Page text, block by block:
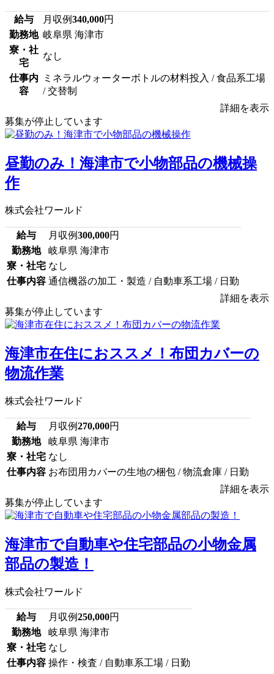
給与 月収例340,000円
勤務地 岐阜県 海津市
寮・社
宅
なし
仕事内
容
ミネラルウォーターボトルの材料投入 / 食品系工場
/ 交替制
詳細を表示
募集が停止しています
昼勤のみ！海津市で小物部品の機械操
作
株式会社ワールド
給与 月収例300,000円
勤務地
岐阜県 海津市
寮・社宅 なし
仕事内容 通信機器の加工・製造 / 自動車系工場 / 日勤
詳細を表示
募集が停止しています
海津市在住におススメ！布団カバーの
物流作業
株式会社ワールド
給与 月収例270,000円
勤務地
岐阜県 海津市
寮・社宅 なし
仕事内容 お布団用カバーの生地の梱包 / 物流倉庫 / 日勤
詳細を表示
募集が停止しています
海津市で自動車や住宅部品の小物金属
部品の製造！
株式会社ワールド
給与 月収例250,000円
勤務地
岐阜県 海津市
寮・社宅 なし
仕事内容 操作・検査 / 自動車系工場 / 日勤